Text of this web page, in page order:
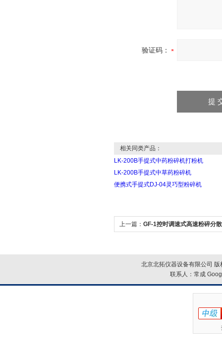
验证码：
相关同类产品：
LK-200B手提式中药粉碎机打粉机
LK-200B手提式中草药粉碎机
便携式手提式DJ-04灵巧型粉碎机
上一篇： GF-1控时调速式高速粉碎分
北京北拓仪器设备有限公司
联系人：常成